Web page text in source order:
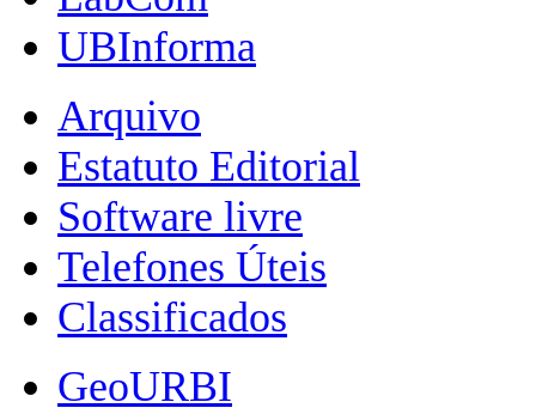
UBInforma
Arquivo
Estatuto Editorial
Software livre
Telefones Úteis
Classificados
GeoURBI